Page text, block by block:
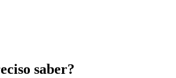
saber?